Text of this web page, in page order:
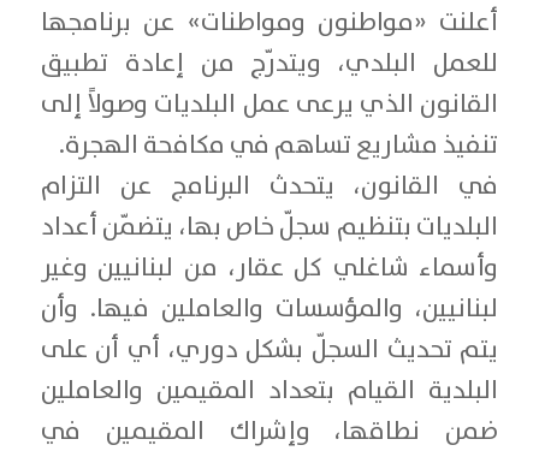
أعلنت «مواطنون ومواطنات» عن برنامجها
للعمل البلدي، ويتدرّج من إعادة تطبيق
القانون الذي يرعى عمل البلديات وصولاً إلى
تنفيذ مشاريع تساهم في مكافحة الهجرة.
في القانون، يتحدث البرنامج عن التزام
البلديات بتنظيم سجلّ خاص بها، يتضمّن أعداد
وأسماء شاغلي كل عقار، من لبنانيين وغير
لبنانيين، والمؤسسات والعاملين فيها. وأن
يتم تحديث السجلّ بشكل دوري، أي أن على
البلدية القيام بتعداد المقيمين والعاملين
ضمن نطاقها، وإشراك المقيمين في